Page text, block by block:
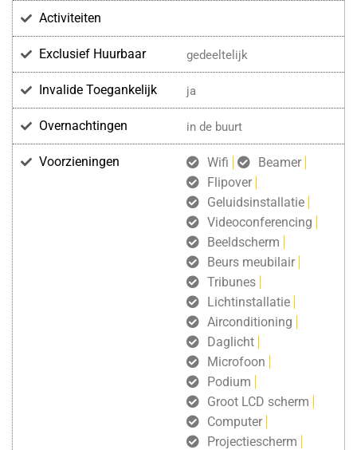
Activiteiten
Exclusief Huurbaar gedeeltelijk
Invalide Toegankelijk ja
Overnachtingen in de buurt
Voorzieningen Wifi
Beamer
Flipover
Geluidsinstallatie
Videoconferencing
Beeldscherm
Beurs meubilair
Tribunes
Lichtinstallatie
Airconditioning
Daglicht
Microfoon
Podium
Groot LCD scherm
Computer
Projectiescherm